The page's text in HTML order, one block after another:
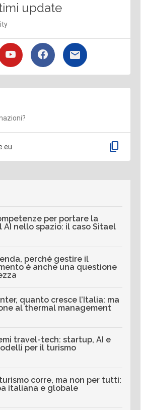
update
content_copy
per portare la
AI nello spazio: il caso Sitael
perché gestire il
è anche una questione
quanto cresce l’Italia: ma
al thermal management
travel-tech: startup, AI e
per il turismo
turismo corre, ma non per tutti:
italiana e globale